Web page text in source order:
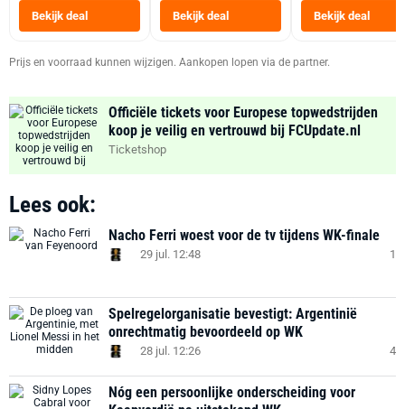
Bekijk deal Bekijk deal
Heteluchtfriteuse
Zwart
Bekijk deal
Prijs en voorraad kunnen wijzigen. Aankopen lopen via de partner.
Officiële tickets voor Europese topwedstrijden
koop je veilig en vertrouwd bij FCUpdate.nl
Ticketshop
Lees ook:
Nacho Ferri woest voor de tv tijdens WK-finale
29 jul. 12:48 1
Spelregelorganisatie bevestigt: Argentinië
onrechtmatig bevoordeeld op WK
28 jul. 12:26 4
Nóg een persoonlijke onderscheiding voor